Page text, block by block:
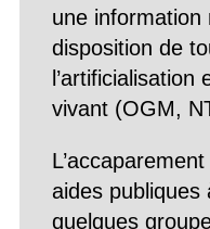
une
disposition de
l’artificialisation
vivant (OGM,
aides publiques
quelques